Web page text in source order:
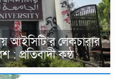
আইসিটি’র লেকচারার
: প্রতিবাদী কন্ঠ